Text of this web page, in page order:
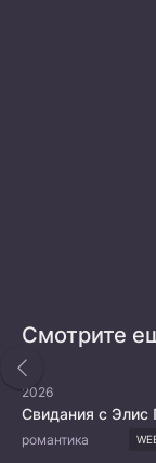
Смотрите
2026
Свидания с Элис
романтика